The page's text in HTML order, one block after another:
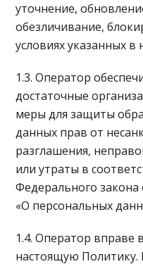
уточнение,
обезличивание,
условиях указанных
1.3. Оператор
достаточные
меры для защиты
данных прав от
разглашения,
или утраты в
Федерального
«О персональных
1.4. Оператор вправе
настоящую